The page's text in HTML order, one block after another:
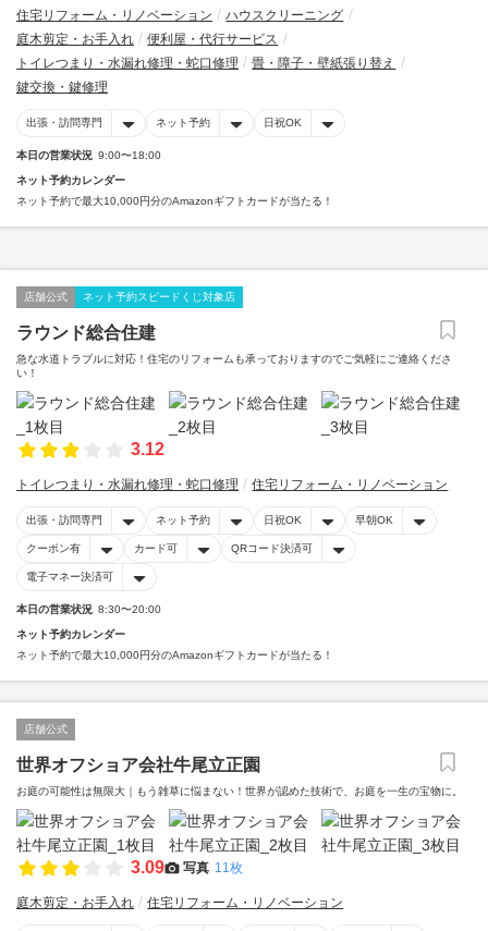
住宅リフォーム・リノベーション
ハウスクリーニング
庭木剪定・お手入れ
便利屋・代行サービス
トイレつまり・水漏れ修理・蛇口修理
畳・障子・壁紙張り替え
鍵交換・鍵修理
出張・訪問専門 ネット予約 日祝OK
本日の営業状況 9:00〜18:00
ネット予約カレンダー
ネット予約で最大10,000円分のAmazonギフトカードが当たる！
店舗公式 ネット予約スピードくじ対象店
ラウンド総合住建
急な水道トラブルに対応！住宅のリフォームも承っておりますのでご気軽にご連絡くださ
い！
3.12
トイレつまり・水漏れ修理・蛇口修理 住宅リフォーム・リノベーション
出張・訪問専門 ネット予約 日祝OK 早朝OK
クーポン有 カード可 QRコード決済可
電子マネー決済可
本日の営業状況 8:30〜20:00
ネット予約カレンダー
ネット予約で最大10,000円分のAmazonギフトカードが当たる！
店舗公式
世界オフショア会社牛尾立正園
お庭の可能性は無限大｜もう雑草に悩まない！世界が認めた技術で、お庭を一生の宝物に。
3.09 写真 11枚
庭木剪定・お手入れ 住宅リフォーム・リノベーション